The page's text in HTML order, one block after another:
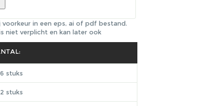
voorkeur in een eps, ai of pdf bestand.
niet verplicht en kan later ook
stuks
stuks